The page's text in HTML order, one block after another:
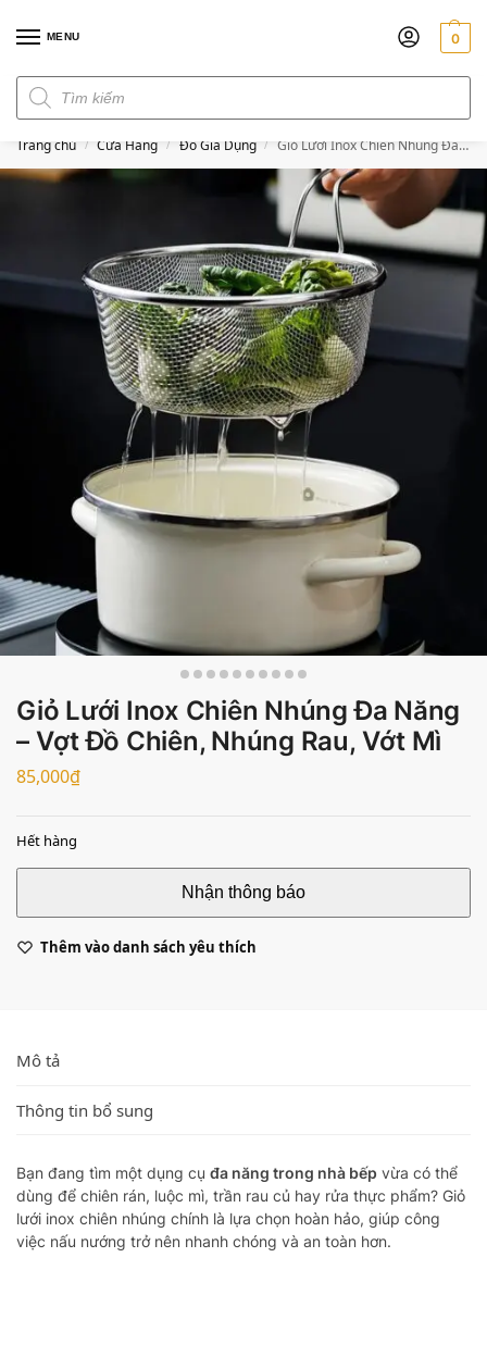
MENU 0
Trang chủ / Cửa Hàng / Đồ Gia Dụng / Giỏ Lưới Inox Chiên Nhúng Đa Năng – Vợt Đồ Chiên, Nhúng Rau, Vớt Mì
Giỏ Lưới Inox Chiên Nhúng Đa Năng
– Vợt Đồ Chiên, Nhúng Rau, Vớt Mì
85,000₫
Hết hàng
Thêm vào danh sách yêu thích
Mô tả
Thông tin bổ sung
Bạn đang tìm một dụng cụ đa năng trong nhà bếp vừa có thể
dùng để chiên rán, luộc mì, trần rau củ hay rửa thực phẩm? Giỏ
lưới inox chiên nhúng chính là lựa chọn hoàn hảo, giúp công
việc nấu nướng trở nên nhanh chóng và an toàn hơn.